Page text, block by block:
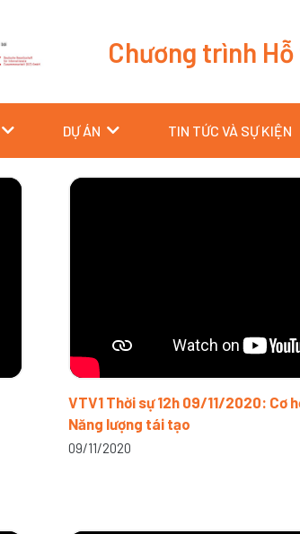
Chương trình
DỰ ÁN TIN TỨC VÀ SỰ KIỆN
VTV1 Thời sự 12h 09/11/2020: Cơ
Năng lượng tái tạo
09/11/2020
TrangTrangTrangTrang